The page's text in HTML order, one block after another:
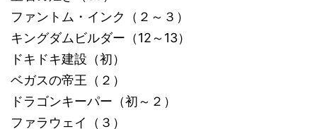
ファントム・インク（２～３）
キングダムビルダー（12～13）
ドキドキ建設（初）
ベガスの帝王（２）
ドラゴンキーパー（初～２）
ファラウェイ（３）